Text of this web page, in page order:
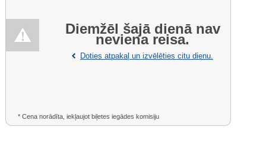
Diemžēl šajā dienā nav
neviena reisa.
Doties atpakaļ un izvēlēties citu dienu.
* Cena norādīta, iekļaujot biļetes iegādes komisiju